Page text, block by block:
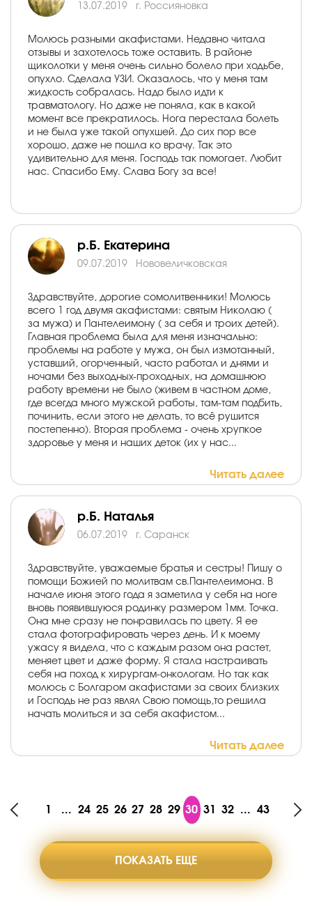
13.07.2019 г. Россияновка
Молюсь разными акафистами. Недавно читала
отзывы и захотелось тоже оставить. В районе
щиколотки у меня очень сильно болело при ходьбе,
опухло. Сделала УЗИ. Оказалось, что у меня там
жидкость собралась. Надо было идти к
травматологу. Но даже не поняла, как в какой
момент все прекратилось. Нога перестала болеть
и не была уже такой опухшей. До сих пор все
хорошо, даже не пошла ко врачу. Так это
удивительно для меня. Господь так помогает. Любит
нас. Спасибо Ему. Слава Богу за все!
р.Б. Екатерина
09.07.2019 Нововеличковская
Здравствуйте, дорогие сомолитвенники! Молюсь
всего 1 год двумя акафистами: святым Николаю (
за мужа) и Пантелеимону ( за себя и троих детей).
Главная проблема была для меня изначально:
проблемы на работе у мужа, он был измотанный,
уставший, огорченный, часто работал и днями и
ночами без выходных-проходных, на домашнюю
работу времени не было (живем в частном доме,
где всегда много мужской работы, там-там подбить,
починить, если этого не делать, то всё рушится
постепенно). Вторая проблема - очень хрупкое
здоровье у меня и наших деток (их у нас...
Читать далее
р.Б. Наталья
06.07.2019 г. Саранск
Здравствуйте, уважаемые братья и сестры! Пишу о
помощи Божией по молитвам св.Пантелеимона. В
начале июня этого года я заметила у себя на ноге
вновь появившуюся родинку размером 1мм. Точка.
Она мне сразу не понравилась по цвету. Я ее
стала фотографировать через день. И к моему
ужасу я видела, что с каждым разом она растет,
меняет цвет и даже форму. Я стала настраивать
себя на поход к хирургам-онкологам. Но так как
молюсь с Болгаром акафистами за своих близких
и Господь не раз являл Свою помощь,то решила
начать молиться и за себя акафистом...
Читать далее
1 ... 24 25 26 27 28 29 30 31 32 ... 43
ПОКАЗАТЬ ЕЩЕ